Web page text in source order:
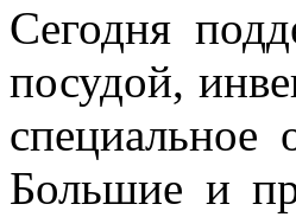
Сегодня
посудой,
Большие и